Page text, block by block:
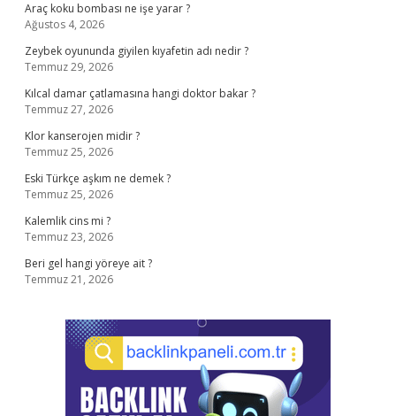
Araç koku bombası ne işe yarar ?
Ağustos 4, 2026
Zeybek oyununda giyilen kıyafetin adı nedir ?
Temmuz 29, 2026
Kılcal damar çatlamasına hangi doktor bakar ?
Temmuz 27, 2026
Klor kanserojen midir ?
Temmuz 25, 2026
Eski Türkçe aşkım ne demek ?
Temmuz 25, 2026
Kalemlik cins mi ?
Temmuz 23, 2026
Beri gel hangi yöreye ait ?
Temmuz 21, 2026